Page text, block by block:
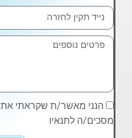
הנני מאשר/ת שקראתי את
מסכים/ה לתנאיו